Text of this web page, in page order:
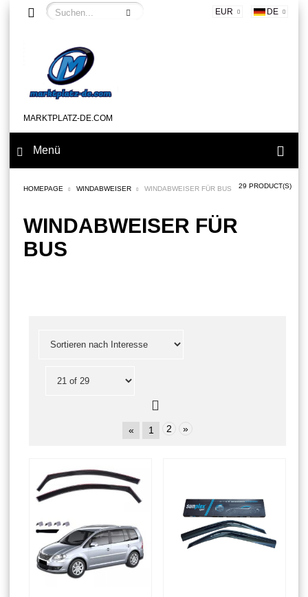
EUR DE
MARKTPLATZ-DE.COM
Menü
HOMEPAGE WINDABWEISER WINDABWEISER FÜR BUS 29 PRODUCT(S)
WINDABWEISER FÜR
BUS
« 1 2 »